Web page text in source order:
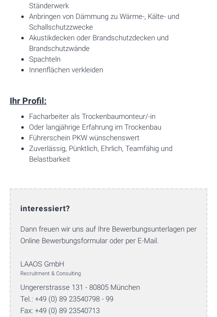
Ständerwerk
Anbringen von Dämmung zu Wärme-, Kälte- und
Schallschutzzwecke
Akustikdecken oder Brandschutzdecken und
Brandschutzwände
Spachteln
Innenflächen verkleiden
Ihr Profil:
Facharbeiter als Trockenbaumonteur/-in
Oder langjährige Erfahrung im Trockenbau
Führerschein PKW wünschenswert
Zuverlässig, Pünktlich, Ehrlich, Teamfähig und
Belastbarkeit
interessiert?
Dann freuen wir uns auf Ihre Bewerbungsunterlagen per
Online Bewerbungsformular oder per E-Mail.
LAAOS GmbH
Recruitment & Consulting
Ungererstrasse 131 - 80805 München
Tel.: +49 (0) 89 23540798 - 99
Fax: +49 (0) 89 23540713